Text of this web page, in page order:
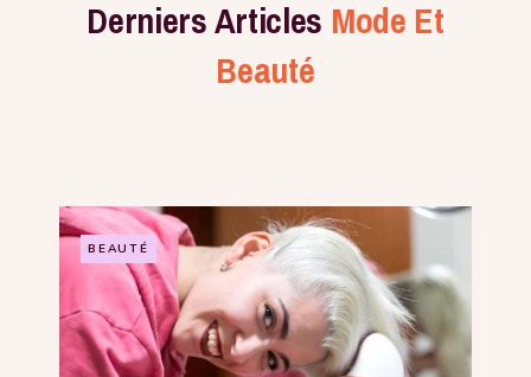
Derniers Articles Mode Et
Beauté
BEAUTÉ